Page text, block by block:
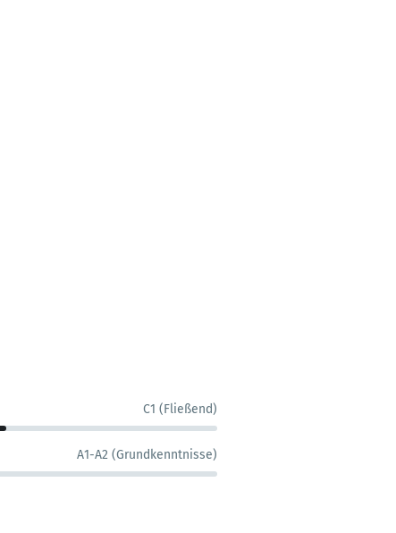
C1 (Fließend)
A1-A2 (Grundkenntnisse)